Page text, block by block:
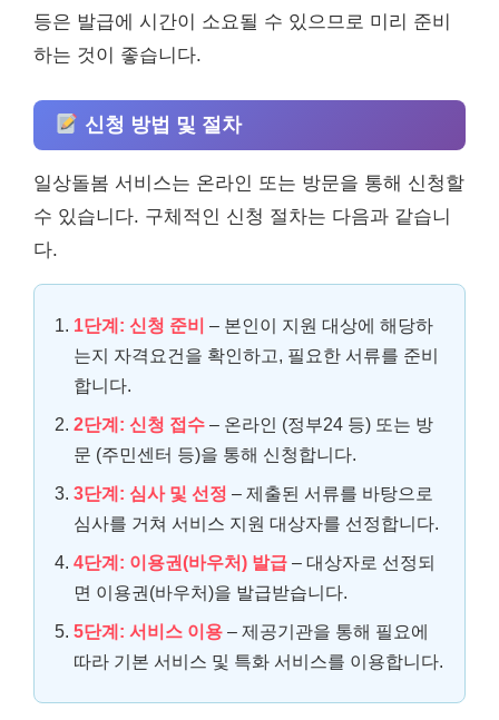
등은 발급에 시간이 소요될 수 있으므로 미리 준비
하는 것이 좋습니다.
신청 방법 및 절차
일상돌봄 서비스는 온라인 또는 방문을 통해 신청할
수 있습니다. 구체적인 신청 절차는 다음과 같습니
다.
1단계: 신청 준비 – 본인이 지원 대상에 해당하
는지 자격요건을 확인하고, 필요한 서류를 준비
합니다.
2단계: 신청 접수 – 온라인 (정부24 등) 또는 방
문 (주민센터 등)을 통해 신청합니다.
3단계: 심사 및 선정 – 제출된 서류를 바탕으로
심사를 거쳐 서비스 지원 대상자를 선정합니다.
4단계: 이용권(바우처) 발급 – 대상자로 선정되
면 이용권(바우처)을 발급받습니다.
5단계: 서비스 이용 – 제공기관을 통해 필요에
따라 기본 서비스 및 특화 서비스를 이용합니다.